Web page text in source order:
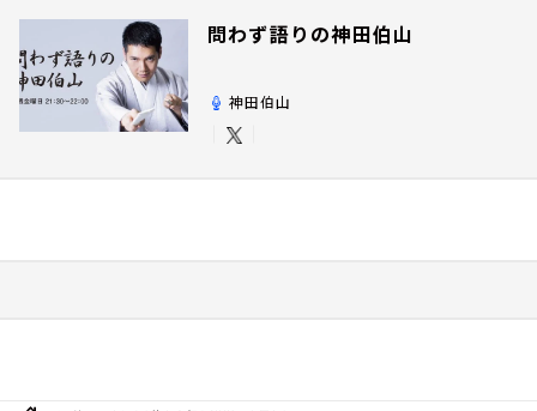
問わず語りの神田伯山
神田伯山